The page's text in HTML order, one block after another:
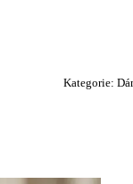
Kategorie: